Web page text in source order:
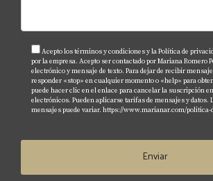
facilitar mucho el proceso.
¿Qué recursos puedo utilizar
investigar sobre un
Plataformas como
factores relevantes.
¿Cuáles son los errores
Acepto los términos y condiciones y la Política de
por la empresa. Acepto ser contactado por Mariana Romero
electrónico y mensaje de texto. Para dejar de recibir
responder «stop» en cualquier momento o «help» para
puede hacer clic en el enlace para cancelar la suscripción
electrónicos. Pueden aplicarse tarifas de mensajes y datos.
mensajes puede variar. https://www.marianar.com/politica-
Enviar